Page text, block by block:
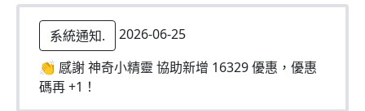
系統通知.
2026-06-25
👏 感謝 神奇小精靈 協助新增 16329 優惠，優惠
碼再 +1！